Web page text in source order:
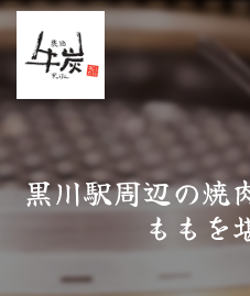
黒川駅周辺の焼
ももを